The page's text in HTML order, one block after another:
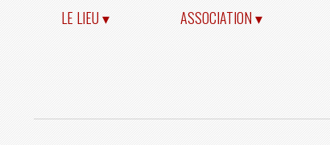
LE LIEU ▾ ASSOCIATION ▾